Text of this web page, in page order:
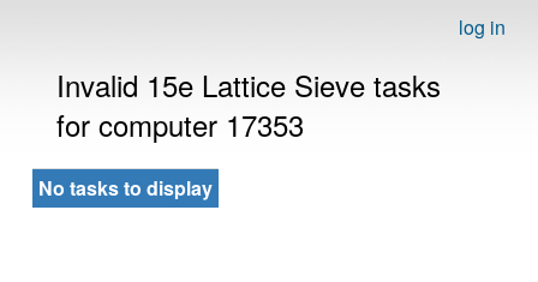
log in
Invalid 15e Lattice Sieve tasks
for computer 17353
No tasks to display